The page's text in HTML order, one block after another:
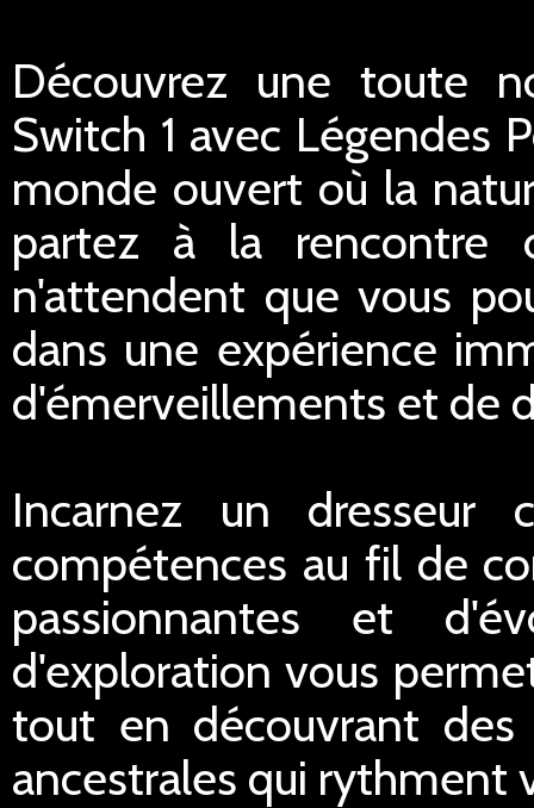
Découvrez une toute
Switch 1 avec Légendes
monde ouvert où la
partez à la rencontre
n'attendent que vous
dans une expérience
d'émerveillements et de
Incarnez un dresseur
compétences au fil de
passionnantes et
d'exploration vous
tout en découvrant
ancestrales qui rythment